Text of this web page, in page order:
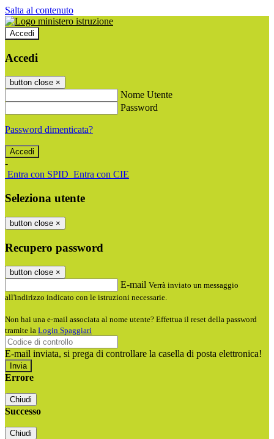
Salta al contenuto
Accedi
Accedi
button close ×
Nome Utente
Password
Password dimenticata?
-
Entra con SPID Entra con CIE
Seleziona utente
button close ×
Recupero password
button close ×
E-mail Verrà inviato un messaggio
all'indirizzo indicato con le istruzioni necessarie.
Non hai una e-mail associata al nome utente? Effettua il reset della password
tramite la Login Spaggiari
E-mail inviata, si prega di controllare la casella di posta elettronica!
Errore
Chiudi
Successo
Chiudi